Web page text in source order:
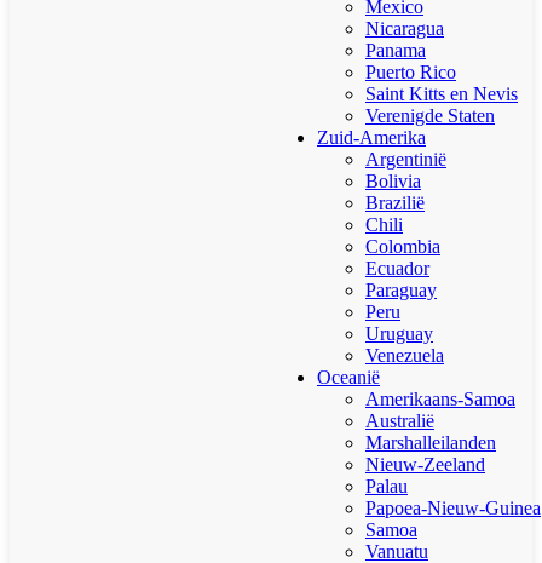
Mexico
Nicaragua
Panama
Puerto Rico
Saint Kitts en Nevis
Verenigde Staten
Zuid-Amerika
Argentinië
Bolivia
Brazilië
Chili
Colombia
Ecuador
Paraguay
Peru
Uruguay
Venezuela
Oceanië
Amerikaans-Samoa
Australië
Marshalleilanden
Nieuw-Zeeland
Palau
Papoea-Nieuw-Guinea
Samoa
Vanuatu